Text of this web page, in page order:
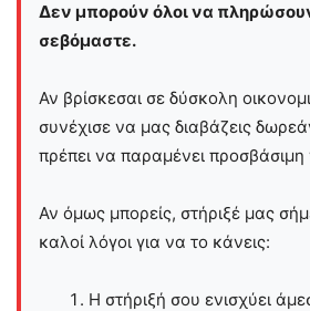
Δεν μπορούν όλοι να
σεβόμαστε.
Αν βρίσκεσαι σε δύσκολη
συνέχισε να μας διαβάζεις
πρέπει να παραμένει προσβάσιμη
Αν όμως μπορείς, στήριξέ μας
καλοί λόγοι για να το κάνεις:
Η στήριξή σου ενισχύει